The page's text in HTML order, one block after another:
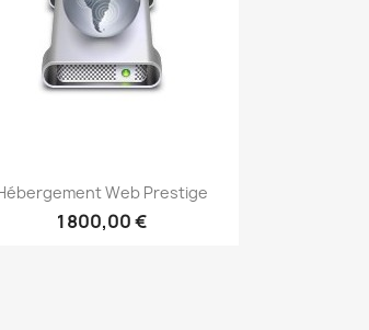
Aperçu rapide
Web Prestige
1 800,00 €